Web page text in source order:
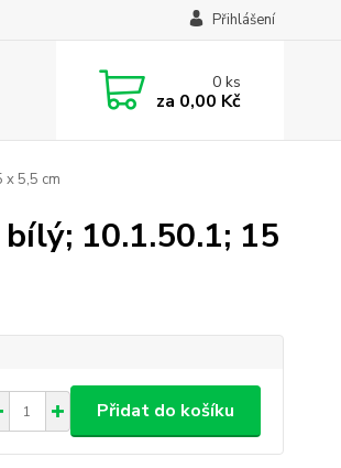
Přihlášení
0ks
za 0,00 Kč
x 5,5 cm
10.1.50.1; 15
Přidat do košíku